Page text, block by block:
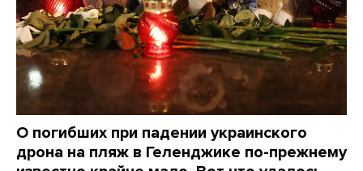
О погибших при падении украинского
дрона на пляж в Геленджике по-прежнему